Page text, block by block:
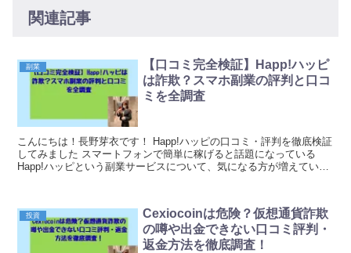
関連記事
副業
【口コミ完全検証】Happ!ハッピ
は詐欺？スマホ副業の評判と口コ
ミを全調査
こんにちは！長野芽衣です！ Happ!ハッピの口コミ・評判を徹底検証
してみました スマートフォンで簡単に稼げると話題になっている
Happ!ハッピという副業サービスについて、気になる方が増えている
投資
Cexiocoinは危険？仮想通貨詐欺
の噂や出金できない口コミ評判・
返金方法を徹底調査！